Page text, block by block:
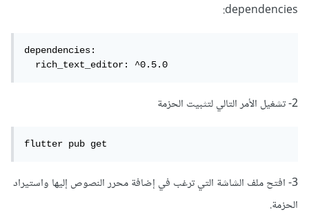
dependencies:
dependencies:
  rich_text_editor: ^0.5.0
2- تشغيل الأمر التالي لتثبيت الحزمة
flutter pub get
3- افتح ملف الشاشة التي ترغب في إضافة محرر النصوص إليها واستيراد
الحزمة.